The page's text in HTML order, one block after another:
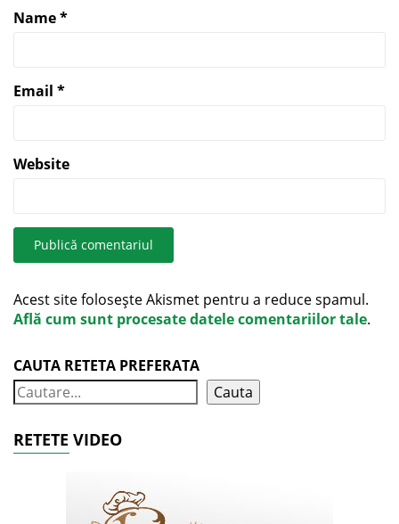
Name*
Email *
Website
Acest site folosește Akismet pentru a reduce spamul.
Află cum sunt procesate datele comentariilor tale.
CAUTA RETETA PREFERATA
Cauta
RETETE VIDEO